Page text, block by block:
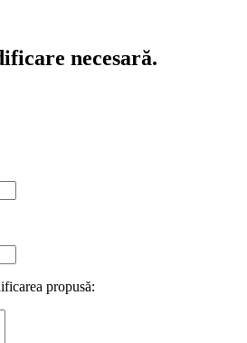
necesară.
propusă: